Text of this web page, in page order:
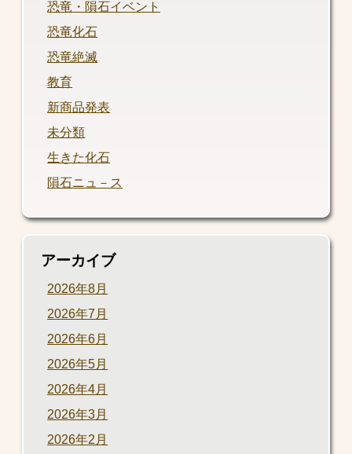
恐竜・隕石イベント
恐竜化石
恐竜絶滅
教育
新商品発表
未分類
生きた化石
隕石ニュ－ス
アーカイブ
2026年8月
2026年7月
2026年6月
2026年5月
2026年4月
2026年3月
2026年2月